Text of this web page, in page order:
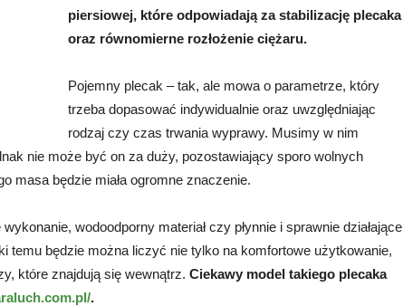
piersiowej, które odpowiadają za stabilizację plecaka
oraz równomierne rozłożenie ciężaru.
Pojemny plecak – tak, ale mowa o parametrze, który
trzeba dopasować indywidualnie oraz uwzględniając
rodzaj czy czas trwania wyprawy. Musimy w nim
nie może być on za duży, pozostawiający sporo wolnych
masa będzie miała ogromne znaczenie.
wodoodporny materiał czy płynnie i sprawnie działające
temu będzie można liczyć nie tylko na komfortowe użytkowanie,
które znajdują się wewnątrz. Ciekawy model takiego plecaka
.